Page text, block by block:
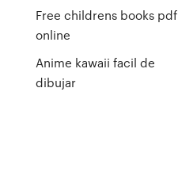
Free childrens books pdf
online
Anime kawaii facil de
dibujar